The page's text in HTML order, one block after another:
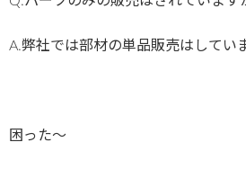
A.弊社では部材の単品販売はしてい
困った～